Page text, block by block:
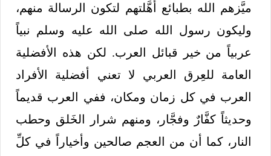
ميَّزهم الله بطبائع أهَّلتهم لتكون الرسالة منهم،
وليكون رسول الله صلى الله عليه وسلم نبياً
عربياً من خير قبائل العرب. لكن هذه الأفضلية
العامة للعِرق العربي لا تعني أفضلية الأفراد
العرب في كل زمان ومكان، ففي العرب قديماً
وحديثاً كفَّارٌ وفجَّار، ومنهم شرار الخَلق وحطب
النار، كما أن من العجم صالحين وأخياراً في كلِّ